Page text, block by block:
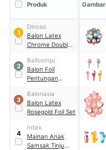
Produk Gambar
1
Dinoso
Balon Latex
Chrome Double
2
Balloonqu
Balon Foil
Pentungan
3
Balonasia
Balon Latex
Rosegold Foil Set
4
Intex
Mainan Anak
Samsak Tinju